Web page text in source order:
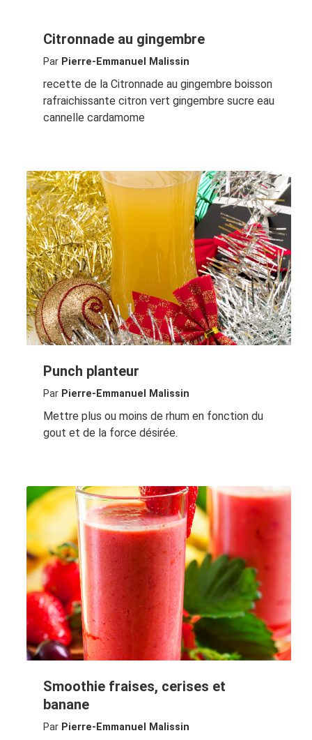
Citronnade au gingembre
Par Pierre-Emmanuel Malissin
recette de la Citronnade au gingembre boisson
rafraichissante citron vert gingembre sucre eau
cannelle cardamome
Punch planteur
Par Pierre-Emmanuel Malissin
Mettre plus ou moins de rhum en fonction du
gout et de la force désirée.
Smoothie fraises, cerises et
banane
Par Pierre-Emmanuel Malissin